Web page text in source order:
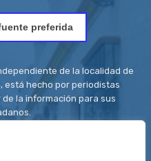
preferida
de la localidad de
está hecho por periodistas
la información para sus